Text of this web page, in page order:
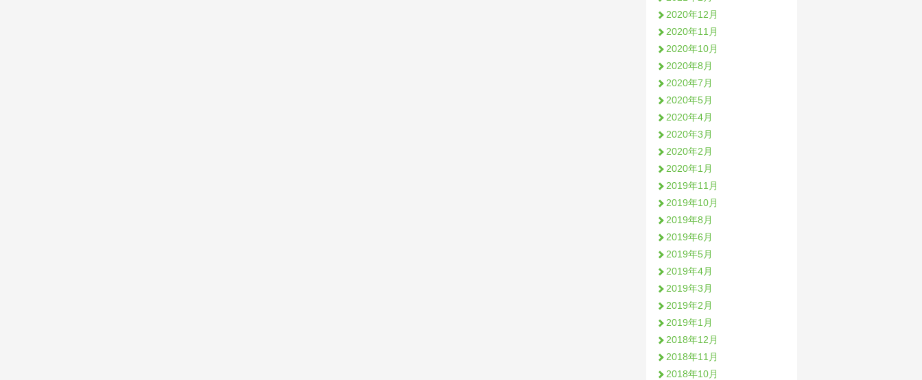
2020年12月
2020年11月
2020年10月
2020年8月
2020年7月
2020年5月
2020年4月
2020年3月
2020年2月
2020年1月
2019年11月
2019年10月
2019年8月
2019年6月
2019年5月
2019年4月
2019年3月
2019年2月
2019年1月
2018年12月
2018年11月
2018年10月